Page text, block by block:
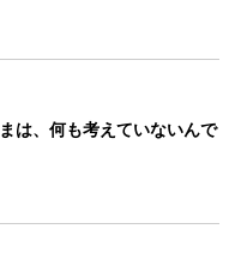
は、何も考えていないんで